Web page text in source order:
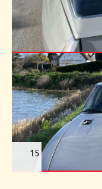
15